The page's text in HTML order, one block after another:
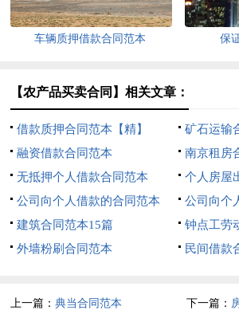
车辆质押借款合同范本 保
【农产品买卖合同】相关文章：
借款质押合同范本【精】
矿石运输
融资借款合同范本
南京租房
无抵押个人借款合同范本
个人房屋
公司向个人借款的合同范本
公司向个
建筑合同范本15篇
钟点工劳
外墙粉刷合同范本
民间借款
上一篇：典当合同范本 下一篇：